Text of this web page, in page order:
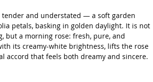
tender and understated — a soft garden
petals, basking in golden daylight. It is not
but a morning rose: fresh, pure, and
its creamy-white brightness, lifts the rose
accord that feels both dreamy and sincere.